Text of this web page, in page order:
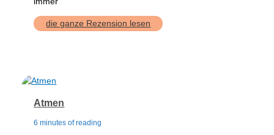
Schlank
auf
die ganze Rezension lesen
Atmen
6 minutes of reading